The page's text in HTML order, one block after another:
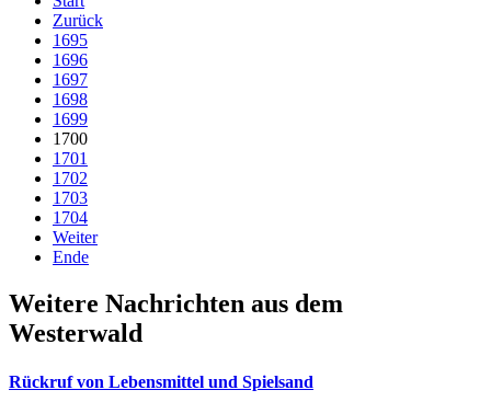
Zurück
1695
1696
1697
1698
1699
1700
1701
1702
1703
1704
Weiter
Ende
Weitere Nachrichten aus dem
Westerwald
Rückruf von Lebensmittel und Spielsand